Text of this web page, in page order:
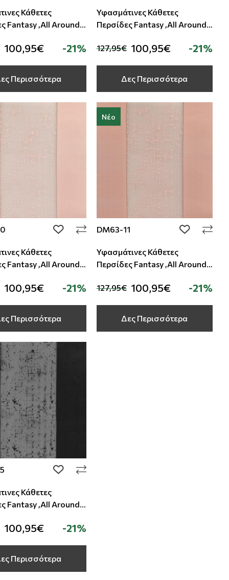
Κάθετες
Fantasy ,All Around
100,95€ -21%
Περισσότερα
Υφασμάτινες Κάθετες
Περσίδες Fantasy ,All Around
127,95€ 100,95€ -21%
Δες Περισσότερα
add to wishlist
Κάθετες
Fantasy ,All Around
100,95€ -21%
Περισσότερα
Νέο
DM63-11 add to
Υφασμάτινες Κάθετες
Περσίδες Fantasy ,All Around
127,95€ 100,95€ -21%
Δες Περισσότερα
add to wishlist
Κάθετες
Fantasy ,All Around
100,95€ -21%
Περισσότερα